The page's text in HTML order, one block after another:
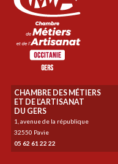
CHAMBRE DES MÉTIERS
ET DE L’ARTISANAT
DU GERS
1, avenue de la république
32550 Pavie
05 62 61 22 22